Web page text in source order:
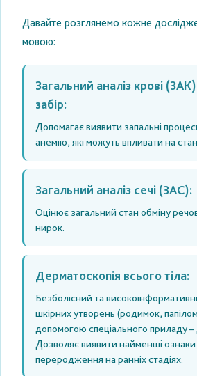
Давайте розглянемо кожне
мовою:
Загальний аналіз крові
забір:
Допомагає виявити запальні
анемію, які можуть впливати на
Загальний аналіз сечі (ЗАС):
Оцінює загальний стан обміну
нирок.
Дерматоскопія всього тіла:
Безболісний та
шкірних утворень (родимок,
допомогою спеціального приладу –
Дозволяє виявити найменші ознаки
переродження на ранніх стадіях.